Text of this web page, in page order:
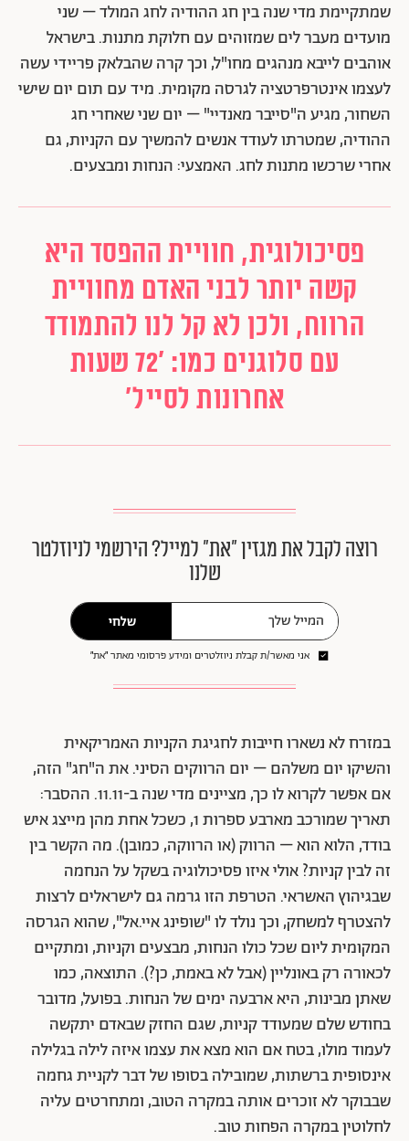
שמתקיימת מדי שנה בין חג ההודיה לחג המולד – שני
מועדים מעבר לים שמזוהים עם חלוקת מתנות. בישראל
אוהבים לייבא מנהגים מחו"ל, וכך קרה שהבלאק פריידי עשה
לעצמו אינטרפרטציה לגרסה מקומית. מיד עם תום יום שישי
השחור, מגיע ה"סייבר מאנדיי" – יום שני שאחרי חג
ההודיה, שמטרתו לעודד אנשים להמשיך עם הקניות, גם
אחרי שרכשו מתנות לחג. האמצעי: הנחות ומבצעים.
פסיכולוגית, חוויית ההפסד היא
קשה יותר לבני האדם מחוויית
הרווח, ולכן לא קל לנו להתמודד
עם סלוגנים כמו: '72 שעות
אחרונות לסייל'
רוצה לקבל את מגזין ״את״ למייל? הירשמי לניוזלטר
שלנו
שלחי
אני מאשר/ת קבלת ניוזלטרים ומידע פרסומי מאתר ״את״
במזרח לא נשארו חייבות לחגיגת הקניות האמריקאית
והשיקו יום משלהם – יום הרווקים הסיני. את ה"חג" הזה,
אם אפשר לקרוא לו כך, מציינים מדי שנה ב-11.11. ההסבר:
תאריך שמורכב מארבע ספרות 1, כשכל אחת מהן מייצג איש
בודד, הלוא הוא – הרווק (או הרווקה, כמובן). מה הקשר בין
זה לבין קניות? אולי איזו פסיכולוגיה בשקל על הנחמה
שבגיהוץ האשראי. הטרפת הזו גרמה גם לישראלים לרצות
להצטרף למשחק, וכך נולד לו "שופינג איי.אל", שהוא הגרסה
המקומית ליום שכל כולו הנחות, מבצעים וקניות, ומתקיים
לכאורה רק באונליין (אבל לא באמת, כן?). התוצאה, כמו
שאתן מבינות, היא ארבעה ימים של הנחות. בפועל, מדובר
בחודש שלם שמעודד קניות, שגם החזק שבאדם יתקשה
לעמוד מולו, בטח אם הוא מצא את עצמו איזה לילה בגלילה
אינסופית ברשתות, שמובילה בסופו של דבר לקניית גחמה
שבבוקר לא זוכרים אותה במקרה הטוב, ומתחרטים עליה
לחלוטין במקרה הפחות טוב.